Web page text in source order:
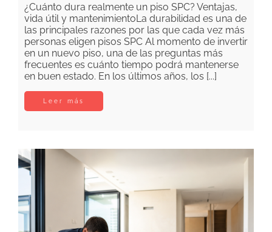
¿Cuánto dura realmente un piso SPC? Ventajas,
vida útil y mantenimientoLa durabilidad es una de
las principales razones por las que cada vez más
personas eligen pisos SPC Al momento de invertir
en un nuevo piso, una de las preguntas más
frecuentes es cuánto tiempo podrá mantenerse
en buen estado. En los últimos años, los [...]
Leer más